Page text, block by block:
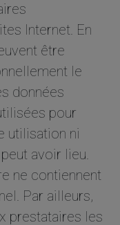
Internet. En
être
le
données
pour
utilisation ni
avoir lieu.
ne contiennent
Par ailleurs,
prestataires les